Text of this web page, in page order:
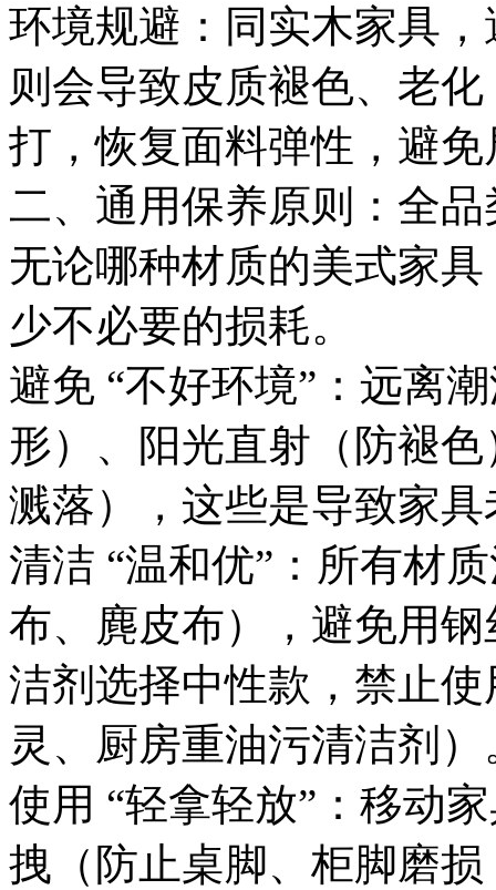
环境规避：同实木家具
则会导致皮质褪色、老
打，恢复面料弹性，避
二、通用保养原则：全
无论哪种材质的美式家
少不必要的损耗。
避免 “不好环境”：远离
形）、阳光直射（防褪
溅落），这些是导致家
清洁 “温和优”：所有材
布、麂皮布），避免用
洁剂选择中性款，禁止
灵、厨房重油污清洁剂）
使用 “轻拿轻放”：移动
拽（防止桌脚、柜脚磨